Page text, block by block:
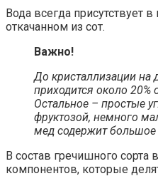
Вода всегда присутствует
откачанном из сот.
Важно!
До кристаллизации на
приходится около 20%
Остальное – простые
фруктозой, немного
мед содержит большое
В состав гречишного
компонентов, которые